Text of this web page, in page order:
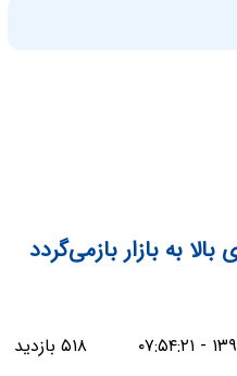
به بازار بازمی‌گردد
۵۱۸ بازدید